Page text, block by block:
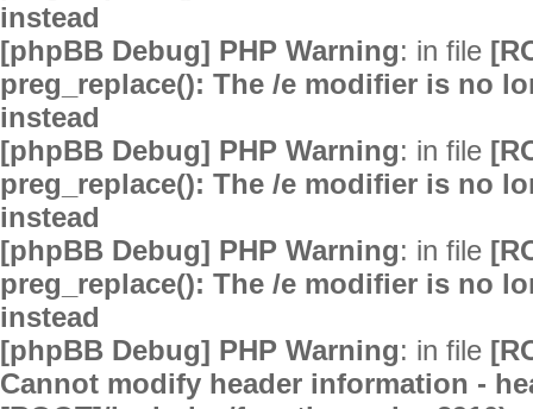
instead
[phpBB Debug] PHP Warning: in file
preg_replace(): The /e modifier is no
instead
[phpBB Debug] PHP Warning: in file
preg_replace(): The /e modifier is no
instead
[phpBB Debug] PHP Warning: in file
preg_replace(): The /e modifier is no
instead
[phpBB Debug] PHP Warning: in file
Cannot modify header information -